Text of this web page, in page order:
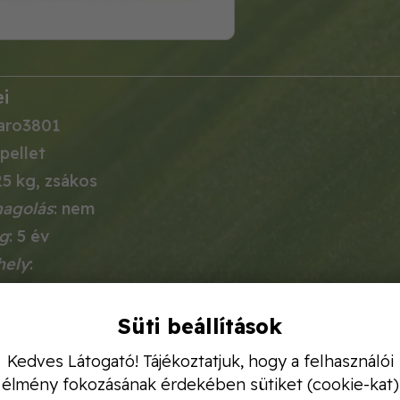
kg, zsákos
: nem
: 5 év
:
kiváló minőségű, 70°C-on fermentált, 100%
baromfi almokból, kizárólag minősített
ajánlott, repítőtárcsás
Süti beállítások
Kedves Látogató! Tájékoztatjuk, hogy a felhasználói
élmény fokozásának érdekében sütiket (cookie-kat)